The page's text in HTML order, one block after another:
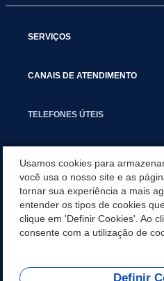
SERVIÇOS
CANAIS DE ATENDIMENTO
TELEFONES ÚTEIS
NOTÍCIAS
APLICATIVO
Usamos cookies para
você usa o nosso site e as
tornar sua experiência a mais
entender os tipos de cookies
clique em 'Definir Cookies'. Ao
consente com a utilização de
Definir